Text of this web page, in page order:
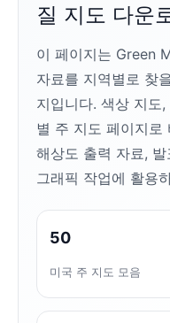
질 지도 다운
이 페이지는 Green
자료를 지역별로 찾
지입니다. 색상 지도
별 주 지도 페이지
해상도 출력 자료,
그래픽 작업에 활용
50
미국 주 지도 모음